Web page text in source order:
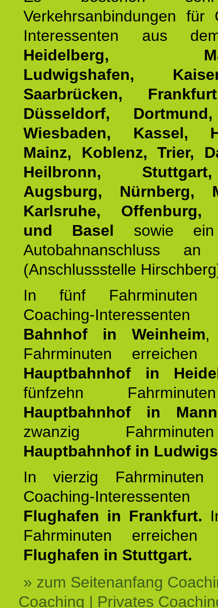
Verkehrsanbindungen für
Interessenten aus
Heidelberg,
Ludwigshafen,
Saarbrücken,
Düsseldorf,
Wiesbaden, Kassel,
Mainz, Koblenz, Trier,
Heilbronn,
Augsburg, Nürnberg,
Karlsruhe, Offenburg,
und Basel sowie ein
Autobahnanschluss
(Anschlussstelle
In fünf Fahrminuten
Coaching-
Bahnhof in Weinheim,
Fahrminuten
Hauptbahnhof in
fünfzehn
Hauptbahnhof in
zwanzig
Hauptbahnhof in
In vierzig Fahrminuten
Coaching-
Flughafen in Frankfurt.
Fahrminuten
Flughafen in Stuttgart.
» zum Seitenanfang
Coaching | Privates